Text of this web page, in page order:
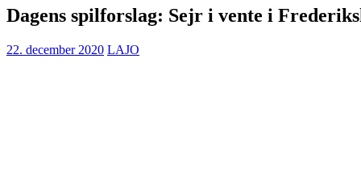
Dagens spilforslag: Sejr i vente i
22. december 2020 LAJO